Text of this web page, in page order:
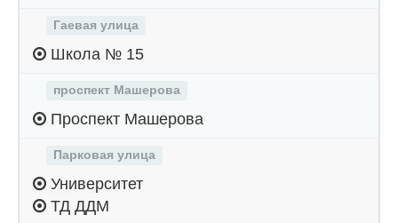
Гаевая улица
Школа № 15
проспект Машерова
Проспект Машерова
Парковая улица
Университет
ТД ДДМ